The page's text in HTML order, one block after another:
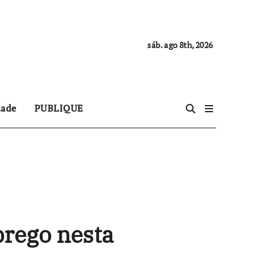
sáb. ago 8th, 2026
PUBLIQUE
nesta